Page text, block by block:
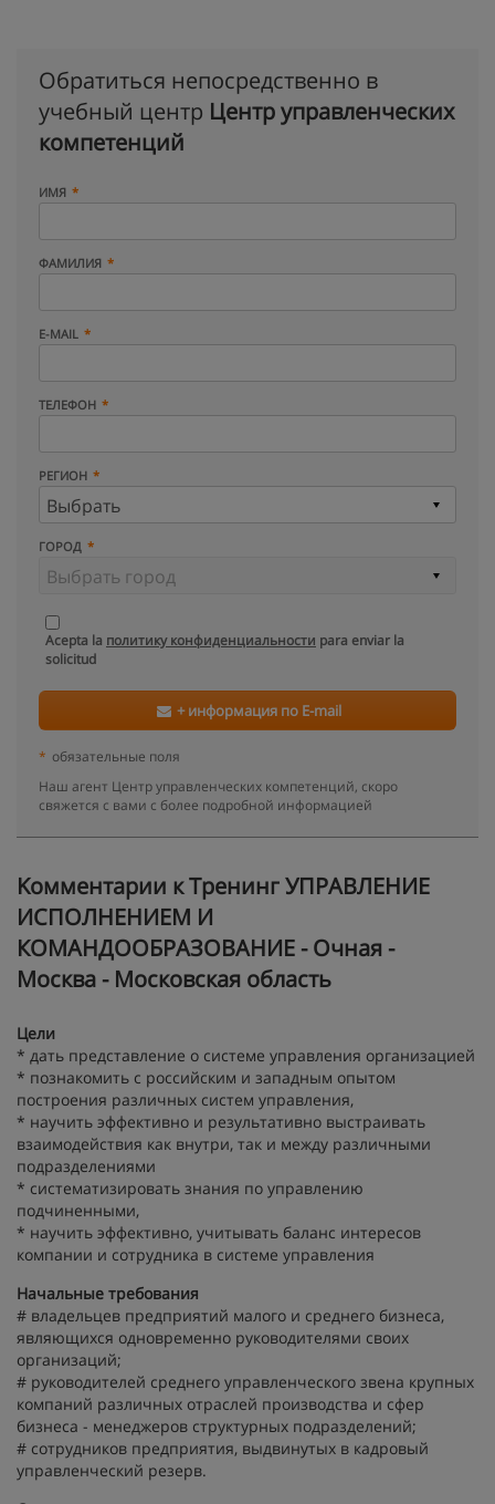
Обратиться непосредственно в
учебный центр Центр управленческих
компетенций
ИМЯ
ФАМИЛИЯ
E-MAIL
ТЕЛЕФОН
РЕГИОН
ГОРОД
Acepta la политику конфиденциальности para enviar la
solicitud
+ информация по E-mail
* обязательные поля
Наш агент Центр управленческих компетенций, скоро
свяжется с вами с более подробной информацией
Kомментарии к Тренинг УПРАВЛЕНИЕ
ИСПОЛНЕНИЕМ И
КОМАНДООБРАЗОВАНИЕ - Очная -
Москва - Московская область
Цели
* дать представление о системе управления организацией
* познакомить с российским и западным опытом
построения различных систем управления,
* научить эффективно и результативно выстраивать
взаимодействия как внутри, так и между различными
подразделениями
* систематизировать знания по управлению
подчиненными,
* научить эффективно, учитывать баланс интересов
компании и сотрудника в системе управления
Начальные требования
# владельцев предприятий малого и среднего бизнеса,
являющихся одновременно руководителями своих
организаций;
# руководителей среднего управленческого звена крупных
компаний различных отраслей производства и сфер
бизнеса - менеджеров структурных подразделений;
# сотрудников предприятия, выдвинутых в кадровый
управленческий резерв.